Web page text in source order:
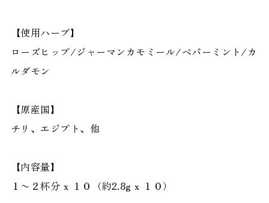
【使用ハーブ】
ローズヒップ/ジャーマンカモミール/ペパーミント/カ
ルダモン
【原産国】
チリ、エジプト、他
【内容量】
１〜２杯分 x １０（約2.8g x １０）